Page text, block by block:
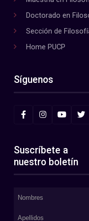
Doctorado en
Sección de
Home PUCP
Síguenos
Suscríbete a
nuestro boletín